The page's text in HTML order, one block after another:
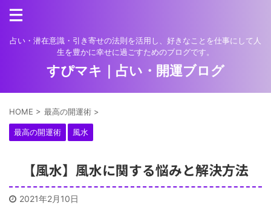
占い・潜在意識・引き寄せの法則を活用し、好きなことを仕事にして人
生を豊かに幸せに過ごすためのブログです。
すぴマキ｜占い・開運ブログ
HOME > 最高の開運術 >
最高の開運術 風水
【風水】風水に関する悩みと解決方法
2021年2月10日